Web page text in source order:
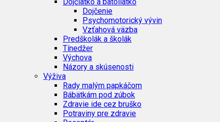
Dojčenie
Psychomotorický vývin
Vzťahová väzba
Predškolák a školák
Tínedžer
Výchova
Názory a skúsenosti
Výživa
Rady malým papkáčom
Bábätkám pod zúbok
Zdravie ide cez bruško
Potraviny pre zdravie